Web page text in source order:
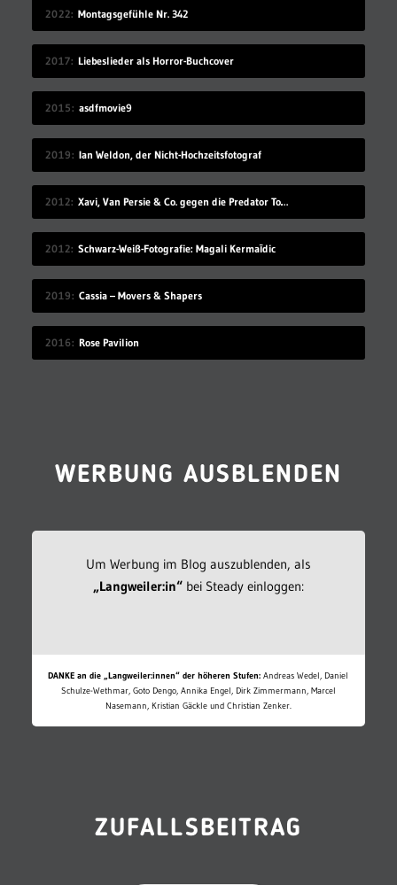
2022 Montagsgefühle Nr. 342
2017 Liebeslieder als Horror-Buchcover
2015 asdfmovie9
2019 Ian Weldon, der Nicht-Hochzeitsfotograf
2012 Xavi, Van Persie & Co. gegen die Predator Todeszonen
2012 Schwarz-Weiß-Fotografie: Magali Kermaīdic
2019 Cassia – Movers & Shapers
2016 Rose Pavilion
WERBUNG AUSBLENDEN
Um Werbung im Blog auszublenden, als
„Langweiler:in“bei Steady einloggen:
DANKE an die „Langweiler:innen“ der höheren Stufen: Andreas Wedel, Daniel
Schulze-Wethmar, Goto Dengo, Annika Engel, Dirk Zimmermann, Marcel
Nasemann, Kristian Gäckle und Christian Zenker.
ZUFALLSBEITRAG